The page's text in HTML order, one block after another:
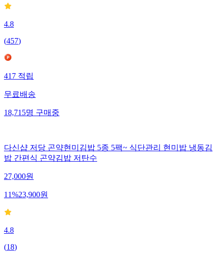
4.8
(457)
417적립
무료배송
18,715명구매중
다신샵 저당 곤약현미김밥 5종 5팩~ 식단관리 현미밥 냉동김
밥 간편식 곤약김밥 저탄수
27,000원
11%23,900원
4.8
(18)